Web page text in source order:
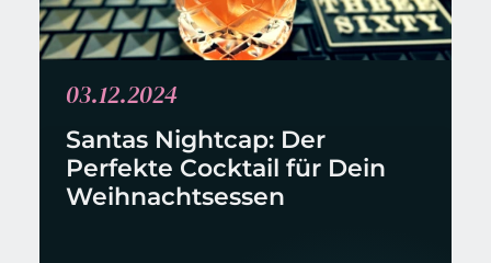
03.12.2024
Santas Nightcap: Der
Perfekte Cocktail für Dein
Weihnachtsessen